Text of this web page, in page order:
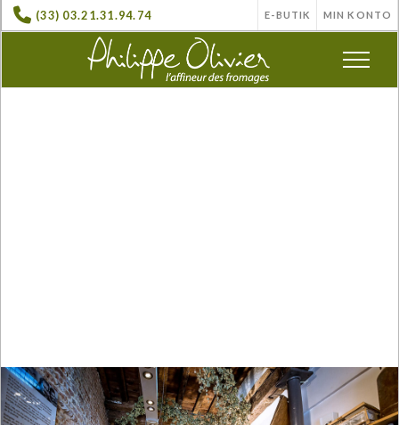
(33) 03.21.31.94.74 E-BUTIK MIN KONTO